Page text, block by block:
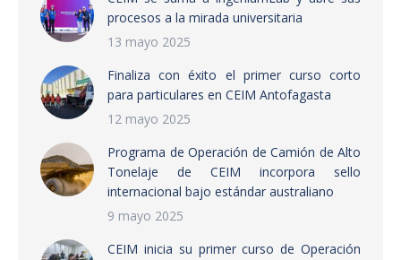
procesos a la mirada universitaria
13 mayo 2025
Finaliza con éxito el primer curso corto
para particulares en CEIM Antofagasta
12 mayo 2025
Programa de Operación de Camión de Alto
Tonelaje de CEIM incorpora sello
internacional bajo estándar australiano
9 mayo 2025
CEIM inicia su primer curso de Operación